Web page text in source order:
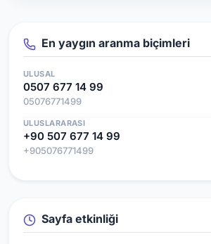
En yaygın aranma biçimleri
ULUSAL
0507 677 14 99
05076771499
ULUSLARARASI
+90 507 677 14 99
+905076771499
Sayfa etkinliği